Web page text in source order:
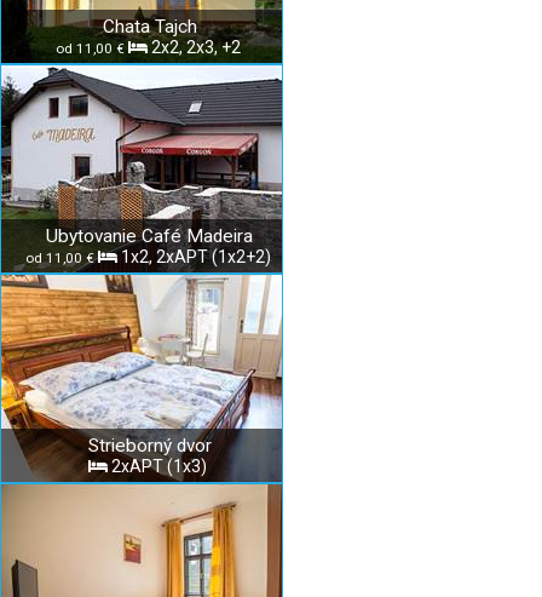
Chata Tajch
od 11,00 € 2x2, 2x3, +2
Ubytovanie Café Madeira
od 11,00 € 1x2, 2xAPT (1x2+2)
Strieborný dvor
2xAPT (1x3)